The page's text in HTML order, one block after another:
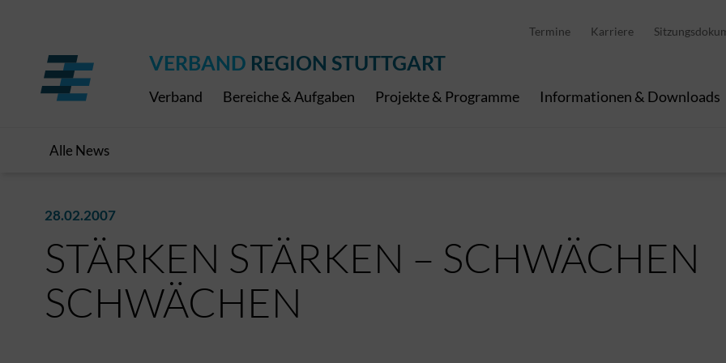
Termine Karriere
VERBAND REGION STUTTGART
Verband Bereiche & Aufgaben Projekte & Programme Informationen & Downloads
Alle News
28.02.2007
STÄRKEN STÄRKEN – SCHWÄCHEN
SCHWÄCHEN